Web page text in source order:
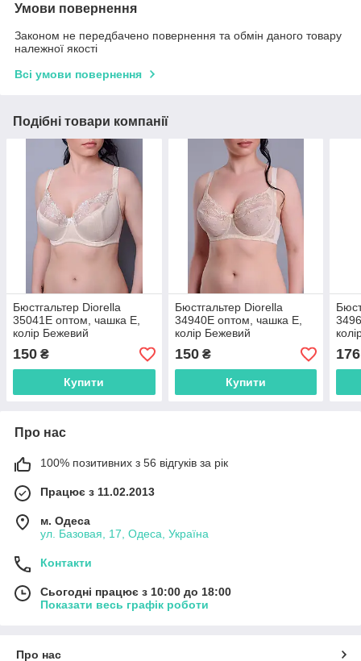
Умови повернення
Законом не передбачено повернення та обмін даного товару
належної якості
Всі умови повернення
Подібні товари компанії
Бюстгальтер Diorella
35041E оптом, чашка E,
колір Бежевий
150 ₴
Купити
Бюстгальтер Diorella
34940E оптом, чашка E,
колір Бежевий
150₴
Купити
176
Про нас
100% позитивних з 56 відгуків за рік
Працює з 11.02.2013
м. Одеса
ул. Базовая, 17, Одеса, Україна
Контакти
Сьогодні працює з 10:00 до 18:00
Показати весь графік роботи
Про нас